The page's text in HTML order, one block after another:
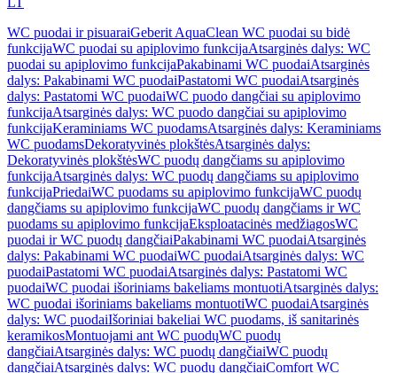
WC puodai ir pisuaraiGeberit AquaClean WC puodai su bidė
funkcijaWC puodai su apiplovimo funkcijaAtsarginės dalys: WC
puodai su apiplovimo funkcijaPakabinami WC puodaiAtsarginės
dalys: Pakabinami WC puodaiPastatomi WC puodaiAtsarginės
dalys: Pastatomi WC puodaiWC puodo dangčiai su apiplovimo
funkcijaAtsarginės dalys: WC puodo dangčiai su apiplovimo
funkcijaKeraminiams WC puodamsAtsarginės dalys: Keraminiams
WC puodamsDekoratyvinės plokštėsAtsarginės dalys:
Dekoratyvinės plokštėsWC puodų dangčiams su apiplovimo
funkcijaAtsarginės dalys: WC puodų dangčiams su apiplovimo
funkcijaPriedaiWC puodams su apiplovimo funkcijaWC puodų
dangčiams su apiplovimo funkcijaWC puodų dangčiams ir WC
puodams su apiplovimo funkcijaEksploatacinės medžiagosWC
puodai ir WC puodų dangčiaiPakabinami WC puodaiAtsarginės
dalys: Pakabinami WC puodaiWC puodaiAtsarginės dalys: WC
puodaiPastatomi WC puodaiAtsarginės dalys: Pastatomi WC
puodaiWC puodai išoriniams bakeliams montuotiAtsarginės dalys:
WC puodai išoriniams bakeliams montuotiWC puodaiAtsarginės
dalys: WC puodaiIšoriniai bakeliai WC puodams, iš sanitarinės
keramikosMontuojami ant WC puodųWC puodų
dangčiaiAtsarginės dalys: WC puodų dangčiaiWC puodų
dangčiaiAtsarginės dalys: WC puodų dangčiaiComfort WC